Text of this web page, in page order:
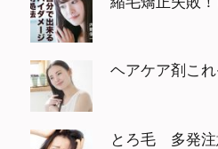
ヘアケア剤こ
とろ毛 多発注